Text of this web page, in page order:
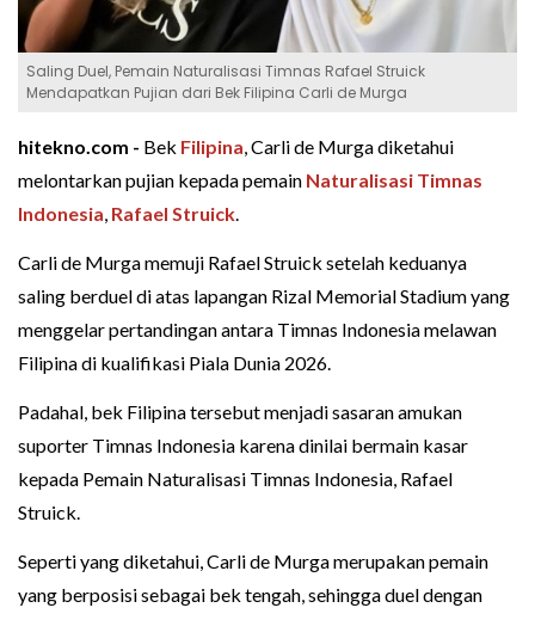
Saling Duel, Pemain Naturalisasi Timnas Rafael Struick
Mendapatkan Pujian dari Bek Filipina Carli de Murga
hitekno.com - Bek Filipina, Carli de Murga diketahui
melontarkan pujian kepada pemain Naturalisasi Timnas
Indonesia, Rafael Struick.
Carli de Murga memuji Rafael Struick setelah keduanya
saling berduel di atas lapangan Rizal Memorial Stadium yang
menggelar pertandingan antara Timnas Indonesia melawan
Filipina di kualifikasi Piala Dunia 2026.
Padahal, bek Filipina tersebut menjadi sasaran amukan
suporter Timnas Indonesia karena dinilai bermain kasar
kepada Pemain Naturalisasi Timnas Indonesia, Rafael
Struick.
Seperti yang diketahui, Carli de Murga merupakan pemain
yang berposisi sebagai bek tengah, sehingga duel dengan